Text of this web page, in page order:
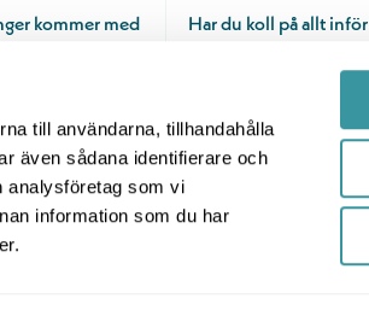
till användarna, tillhandahålla
även sådana identifierare och
analysföretag som vi
information som du har
kommer med
Har du koll på allt inför
Läs mer